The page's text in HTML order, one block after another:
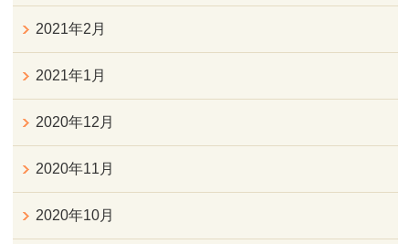
2021年2月
2021年1月
2020年12月
2020年11月
2020年10月